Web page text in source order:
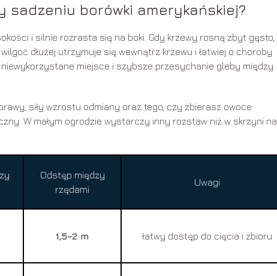
borówki amerykańskiej?
i silnie rozrasta się na boki. Gdy krzewy rosną zbyt gęsto,
dłużej utrzymuje się wewnątrz krzewu i łatwiej o choroby
miejsce i szybsze przesychanie gleby między
siły wzrostu odmiany oraz tego, czy zbierasz owoce
W małym ogrodzie wystarczy inny rozstaw niż w skrzyni na
Odstęp między
rzędami
Uwagi
1,5–2 m łatwy dostęp do cięcia i zbioru